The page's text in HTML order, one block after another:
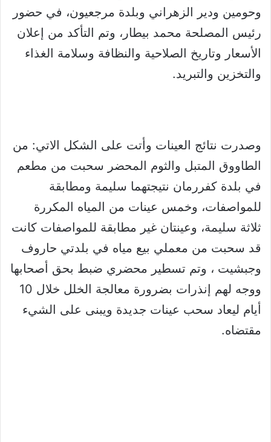
وحومين ودير الزهراني وبلدة مرجعيون، في حضور
رئيس المصلحة محمد بيطار، وتم التأكد من إعلان
الأسعار وتاريخ الصلاحية والنظافة وسلامة الغذاء
والتخزين والتبريد.
وصدرت نتائج العينات وأتت على الشكل الاتي: من
الطاووق المتبل والثوم المحضر سحبت من مطعم
في بلدة كفررمان نتيجتهما سليمة ومطابقة
للمواصفات، وخمس عينات من المياه المكررة
ثلاثة سليمة، وعينتان غير مطابقة للمواصفات كانت
قد سحبت من معملي بيع مياه في بلدتي حاروف
وجبشيت ، وتم تسطير محضري ضبط بحق أصحابها
ووجه لهم إنذرات بضرورة معالجة الخلل خلال 10
أيام ليعاد سحب عينات جديدة ويبنى على الشيء
مقتضاه.